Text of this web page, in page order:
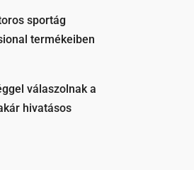
sportág
termékeiben
válaszolnak a
hivatásos